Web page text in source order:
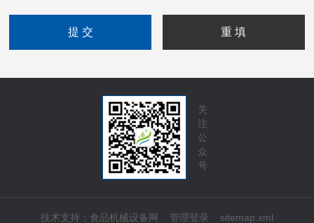
关
注
公
众
号
技术支持： 食品机械设备网 管理登录 sitemap.xml